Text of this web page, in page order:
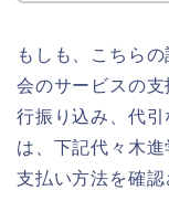
もしも、こちら
会のサービスの
行振り込み、代
は、下記代々木進
支払い方法を確